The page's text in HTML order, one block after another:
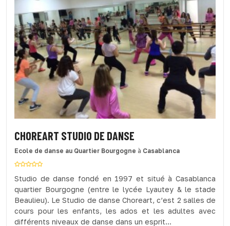
CHOREART STUDIO DE DANSE
Ecole de danse au Quartier Bourgogne à Casablanca
Studio de danse fondé en 1997 et situé à Casablanca
quartier Bourgogne (entre le lycée Lyautey & le stade
Beaulieu). Le Studio de danse Choreart, c’est 2 salles de
cours pour les enfants, les ados et les adultes avec
différents niveaux de danse dans un esprit...